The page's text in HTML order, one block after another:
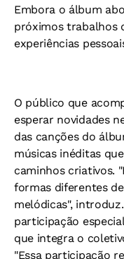
Embora o álbum
próximos trabalhos
experiências
O público que
esperar novidades
das canções do
músicas inéditas
caminhos criativos.
formas diferentes
melódicas",
participação
que integra o
"Essa participação